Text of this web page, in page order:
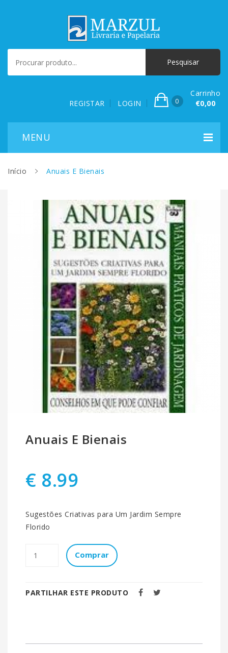
REGISTAR LOGIN 0
Carrinho
€0,00
Início Anuais E Bienais
Anuais E Bienais
€ 8.99
Sugestões Criativas para Um Jardim Sempre
Florido
Comprar
PARTILHAR ESTE PRODUTO